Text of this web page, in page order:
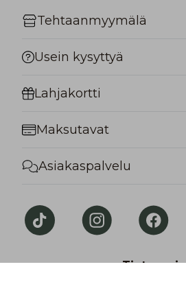
Tehtaanmyymälä
Usein kysyttyä
Lahjakortti
Maksutavat
Asiakaspalvelu
Tietosuoja